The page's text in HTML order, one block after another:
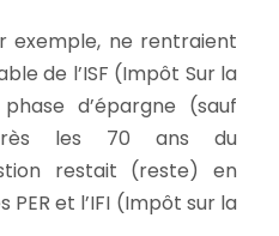
exemple, ne rentraient
de l’ISF (Impôt Sur la
d’épargne (sauf
les 70 ans du
restait (reste) en
et l’IFI (Impôt sur la